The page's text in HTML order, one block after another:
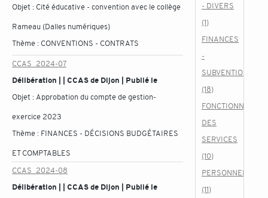
Objet : Cité éducative - convention avec le collège
Rameau (Dalles numériques)
Thème : CONVENTIONS - CONTRATS
CCAS_2024-07
Délibération | | CCAS de Dijon | Publié le
Objet : Approbation du compte de gestion-
exercice 2023
Thème : FINANCES - DÉCISIONS BUDGÉTAIRES
ET COMPTABLES
CCAS_2024-08
Délibération | | CCAS de Dijon | Publié le
- DIVERS
(1)
FINANCES
-
SUBVENTIONS
(18)
DES
SERVICES
(10)
PERSONNEL
(11)